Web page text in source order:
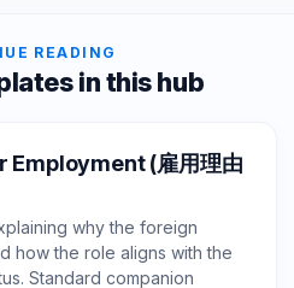
READING
in this hub
Employment (雇用理由
why the foreign
how the role aligns with the
Standard companion